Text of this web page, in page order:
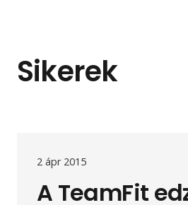
Sikerek
2 ápr 2015
A TeamFit